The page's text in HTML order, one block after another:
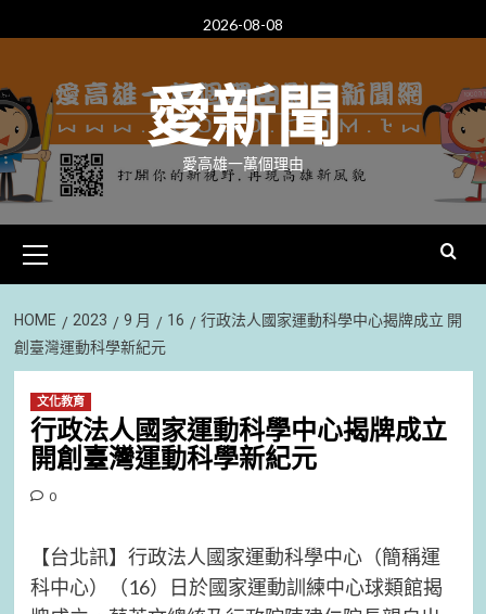
to
2026-08-08
愛新聞
愛高雄一萬個理由
Menu
HOME 2023 9 月 16
行政法人國家運動科學中心揭牌成立 開
創臺灣運動科學新紀元
文化教育
行政法人國家運動科學中心揭牌成立
開創臺灣運動科學新紀元
0
【台北訊】行政法人國家運動科學中心（簡稱運
科中心）（16）日於國家運動訓練中心球類館揭